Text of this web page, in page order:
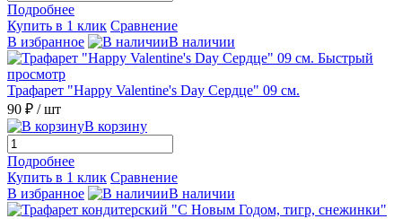
Подробнее
Купить в 1 клик Сравнение
В избранное
В наличии
Быстрый
просмотр
Трафарет "Happy Valentine's Day Сердце" 09 см.
90 ₽ / шт
В корзину
Подробнее
Купить в 1 клик Сравнение
В избранное
В наличии